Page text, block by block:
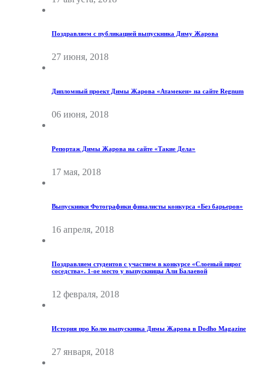
Поздравляем с публикацией выпускника Диму Жарова
27 июня, 2018
Дипломный проект Димы Жарова «Атамекен» на сайте Regnum
06 июня, 2018
Репортаж Димы Жарова на сайте «Такие Дела»
17 мая, 2018
Выпускники Фотографики финалисты конкурса «Без барьеров»
16 апреля, 2018
Поздравляем студентов с участием в конкурсе «Слоеный пирог
соседства». 1-ое место у выпускницы Али Балаевой
12 февраля, 2018
История про Колю выпускника Димы Жарова в Dodho Magazine
27 января, 2018